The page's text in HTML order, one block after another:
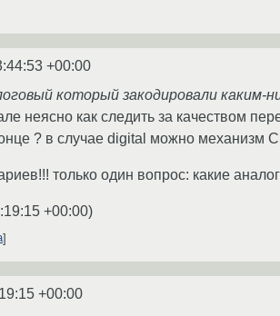
+00:00
который закодировали
неясно как следить за качеством
? в случае digital можно механизм
только один вопрос: какие
+00:00)
+00:00